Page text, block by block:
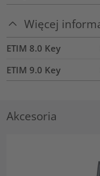
Więcej
ETIM 8.0 Key
ETIM 9.0 Key
Akcesoria